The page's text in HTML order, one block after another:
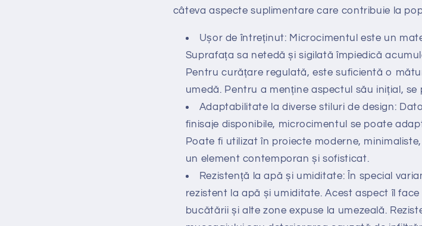
câteva aspecte suplimentare care contribuie la
Ușor de întreținut: Microcimentul este un
Suprafața sa netedă și sigilată împiedică
Pentru curățare regulată, este suficientă o
umedă. Pentru a menține aspectul său inițial,
Adaptabilitate la diverse stiluri de design:
finisaje disponibile, microcimentul se poate
Poate fi utilizat în proiecte moderne,
un element contemporan și sofisticat.
Rezistență la apă și umiditate: În special
rezistent la apă și umiditate. Acest aspect îl
bucătării și alte zone expuse la umezeală.